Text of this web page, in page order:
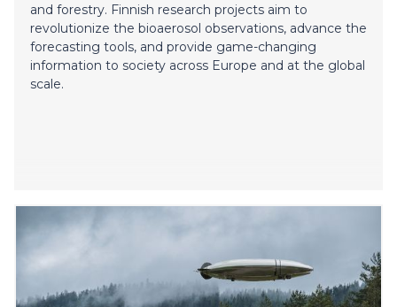
and forestry. Finnish research projects aim to
revolutionize the bioaerosol observations, advance the
forecasting tools, and provide game-changing
information to society across Europe and at the global
scale.